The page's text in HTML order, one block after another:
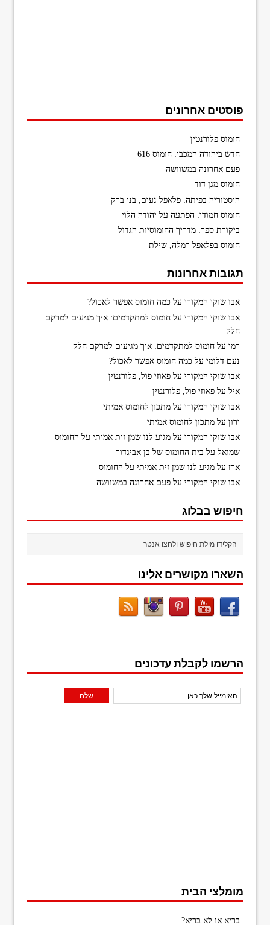
פוסטים אחרונים
חומוס פלורנטין
חדש ביהודה המכבי: חומוס 616
פעם אחרונה במשוושה
חומוס מגן דוד
היסטוריה בפיתה: פלאפל נעים, בני ברק
חומוס חמודי: הפתעה על יהודה הלוי
ביקורת ספר: מדריך החומוסיות הגדול
חומוס בפלאפל רמלה, שילת
תגובות אחרונות
אבו שוקי המקורי על כמה חומוס אפשר לאכול?
אבו שוקי המקורי עלחומוס למתקדמים: איך מגיעים למרקם
חלק
רמי עלחומוס למתקדמים: איך מגיעים למרקם חלק
נעם דלומי על כמה חומוס אפשר לאכול?
אבו שוקי המקורי עלפאוזי פול, פלורנטין
איל עלפאוזי פול, פלורנטין
אבו שוקי המקורי עלמתכון לחומוס אמיתי
ירון עלמתכון לחומוס אמיתי
אבו שוקי המקורי עלמגיע לנו שמן זית אמיתי על החומוס
שמואל על בית החומוס של בן אביגדור
ארז עלמגיע לנו שמן זית אמיתי על החומוס
אבו שוקי המקורי עלפעם אחרונה במשוושה
חיפוש בבלוג
השארו מקושרים אלינו
הרשמו לקבלת עדכונים
מומלצי הבית
בריא או לא בריא?